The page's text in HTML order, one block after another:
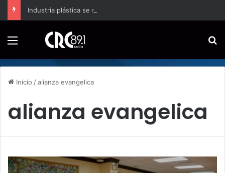
Industria plástica se suma a la economía circular
Inicio /alianza evangelica
alianza evangelica